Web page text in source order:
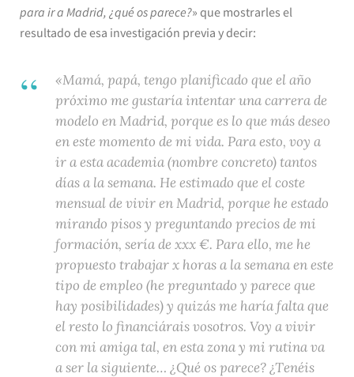
para ir a Madrid, ¿qué os parece?» que mostrarles el
resultado de esa investigación previa y decir:
«Mamá, papá, tengo planificado que el año
próximo me gustaría intentar una carrera de
modelo en Madrid, porque es lo que más deseo
en este momento de mi vida. Para esto, voy a
ir a esta academia (nombre concreto) tantos
días a la semana. He estimado que el coste
mensual de vivir en Madrid, porque he estado
mirando pisos y preguntando precios de mi
formación, sería de xxx €. Para ello, me he
propuesto trabajar x horas a la semana en este
tipo de empleo (he preguntado y parece que
hay posibilidades) y quizás me haría falta que
el resto lo financiárais vosotros. Voy a vivir
con mi amiga tal, en esta zona y mi rutina va
a ser la siguiente… ¿Qué os parece? ¿Tenéis